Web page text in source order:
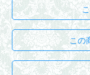
この